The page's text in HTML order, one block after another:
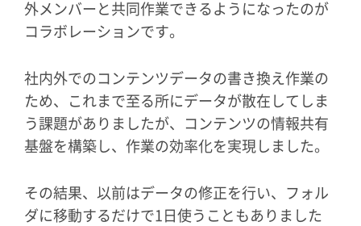
外メンバーと共同作業できるようになったのが
コラボレーションです。
社内外でのコンテンツデータの書き換え作業の
ため、これまで至る所にデータが散在してしま
う課題がありましたが、コンテンツの情報共有
基盤を構築し、作業の効率化を実現しました。
その結果、以前はデータの修正を行い、フォル
ダに移動するだけで1日使うこともありました